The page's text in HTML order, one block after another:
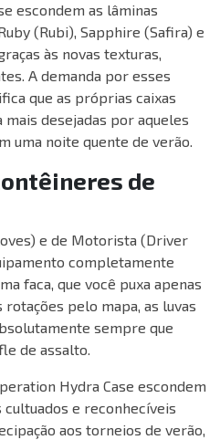
escondem as lâminas
(Rubi), Sapphire (Safira) e
às novas texturas,
A demanda por esses
que as próprias caixas
desejadas por aqueles
uma noite quente de verão.
de
e de Motorista (Driver
completamente
faca, que você puxa apenas
pelo mapa, as luvas
sempre que
de assalto.
Hydra Case escondem
e reconhecíveis
aos torneios de verão,